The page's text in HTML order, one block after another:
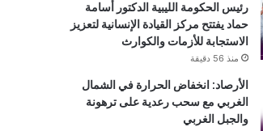
رئيس الحكومة الليبية الدكتور أسامة
حماد يفتتح مركز القيادة الإنسانية لتعزيز
الاستجابة للأزمات والكوارث
منذ 56 دقيقة
الأرصاد: انخفاض الحرارة في الشمال
الغربي مع سحب رعدية على ترهونة
والجبل الغربي